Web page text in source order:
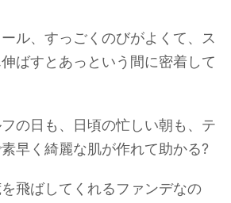
ル、すっごくのびがよくて、ス
ばすとあっという間に密着して
の日も、日頃の忙しい朝も、テ
早く綺麗な肌が作れて助かる?
飛ばしてくれるファンデなの